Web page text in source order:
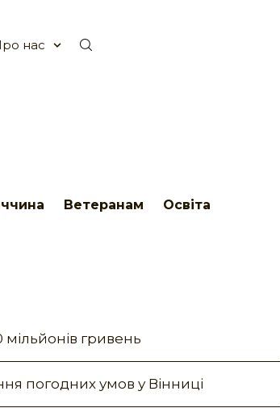
нас
Ветеранам Освіта
гривень
погодних умов у Вінниці